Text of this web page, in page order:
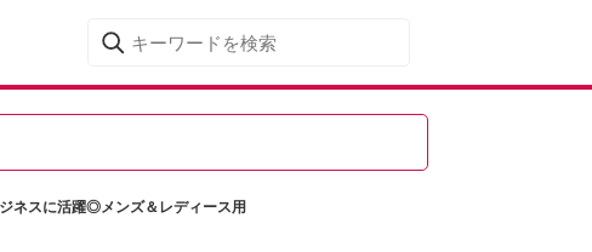
ネスに活躍◎メンズ＆レディース用